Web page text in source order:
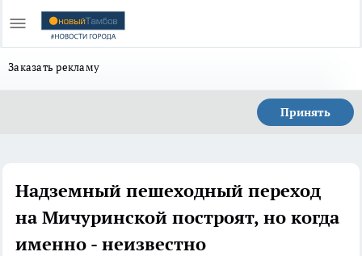
Заказать рекламу
Принять
Надземный пешеходный переход
на Мичуринской построят, но когда
именно - неизвестно